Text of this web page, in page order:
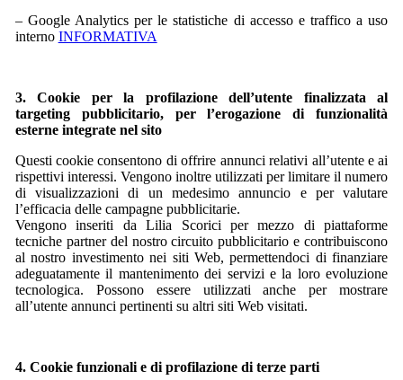
– Google Analytics per le statistiche di accesso e traffico a uso
interno INFORMATIVA
3. Cookie per la profilazione dell’utente finalizzata al
targeting pubblicitario, per l’erogazione di funzionalità
esterne integrate nel sito
Questi cookie consentono di offrire annunci relativi all’utente e ai
rispettivi interessi. Vengono inoltre utilizzati per limitare il numero
di visualizzazioni di un medesimo annuncio e per valutare
l’efficacia delle campagne pubblicitarie.
Vengono inseriti da Lilia Scorici per mezzo di piattaforme
tecniche partner del nostro circuito pubblicitario e contribuiscono
al nostro investimento nei siti Web, permettendoci di finanziare
adeguatamente il mantenimento dei servizi e la loro evoluzione
tecnologica. Possono essere utilizzati anche per mostrare
all’utente annunci pertinenti su altri siti Web visitati.
4. Cookie funzionali e di profilazione di terze parti